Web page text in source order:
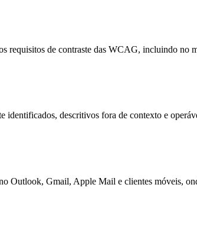
requisitos de contraste das WCAG, incluindo no
identificados, descritivos fora de contexto e
Outlook, Gmail, Apple Mail e clientes móveis,